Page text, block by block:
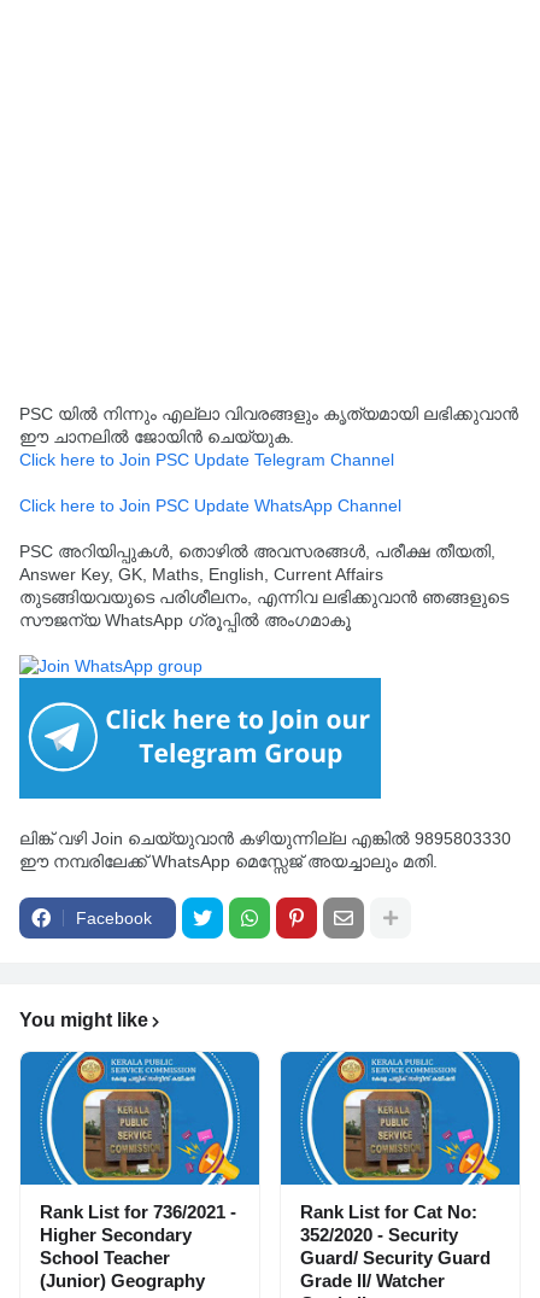
PSC യിൽ നിന്നും എല്ലാ വിവരങ്ങളും കൃത്യമായി ലഭിക്കുവാൻ
ഈ ചാനലിൽ ജോയിൻ ചെയ്യുക.
Click here to Join PSC Update Telegram Channel
Click here to Join PSC Update WhatsApp Channel
PSC അറിയിപ്പുകൾ, തൊഴിൽ അവസരങ്ങൾ, പരീക്ഷ തീയതി,
Answer Key, GK, Maths, English, Current Affairs
തുടങ്ങിയവയുടെ പരിശീലനം, എന്നിവ ലഭിക്കുവാൻ ഞങ്ങളുടെ
സൗജന്യ WhatsApp ഗ്രൂപ്പിൽ അംഗമാകൂ
ലിങ്ക് വഴി Join ചെയ്യുവാൻ കഴിയുന്നില്ല എങ്കിൽ 9895803330
ഈ നമ്പരിലേക്ക് WhatsApp മെസ്സേജ് അയച്ചാലും മതി.
Facebook
You might like
Rank List for 736/2021 -
Higher Secondary
School Teacher
(Junior) Geography
Rank List for Cat No:
352/2020 - Security
Guard/ Security Guard
Grade II/ Watcher